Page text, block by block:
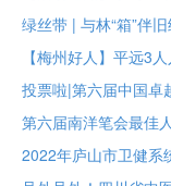
绿丝带 | 与林“箱”伴
投票啦|第六届中国卓
第六届南洋笔会最佳